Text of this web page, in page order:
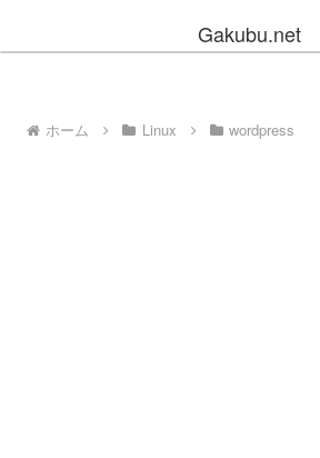
Gakubu.net
ホーム Linux wordpress